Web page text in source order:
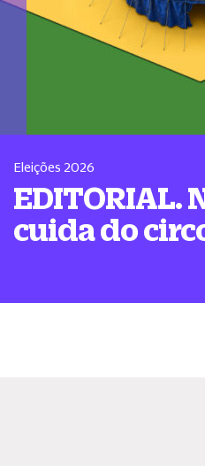
Eleições 2026
EDITORIAL.
cuida do